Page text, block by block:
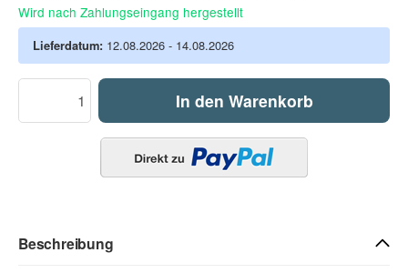
Wird nach Zahlungseingang hergestellt
Lieferdatum: 12.08.2026 - 14.08.2026
In den Warenkorb
Beschreibung